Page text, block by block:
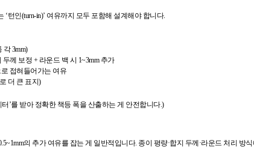
턴인(turn-in)’ 여유까지 모두 포함해 설계해야 합니다.
각 3mm)
께 보정 + 라운드 백 시 1~3mm 추가
접혀들어가는 여유
더 큰 표지)
’를 받아 정확한 책등 폭을 산출하는 게 안전합니다.)
의 추가 여유를 잡는 게 일반적입니다. 종이 평량·합지 두께·라운드 처리 방